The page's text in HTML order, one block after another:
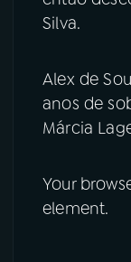
Silva.
Alex de
anos de
Márcia
Your
element.